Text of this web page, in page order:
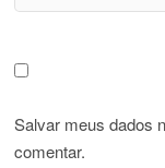
Salvar meus dados
comentar.